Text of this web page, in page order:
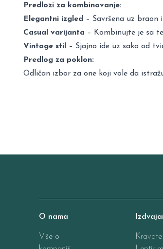
Predlozi za kombinovanje:
Elegantni izgled
– Savršena uz
Casual varijanta – Kombinujte je sa
Vintage stil
– Sjajno ide uz sako od
Predlog za poklon:
Odličan izbor za one koji vole da
O nama
Više o
Kravate